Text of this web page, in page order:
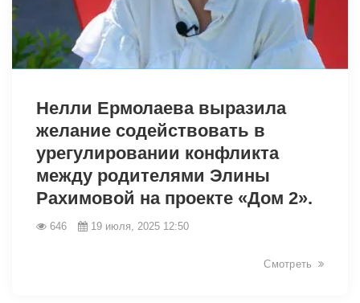
Нелли Ермолаева выразила
желание содействовать в
урегулировании конфликта
между родителями Элины
Рахимовой на проекте «Дом 2».
646 19 июля, 2025 12:50
Смотреть